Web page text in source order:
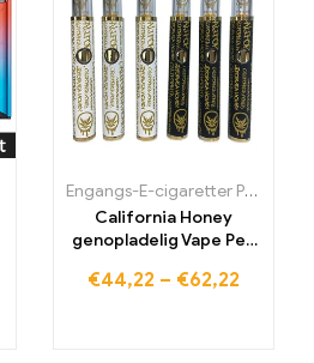
Engangs-E-cigaretter Portugal
Engangs-E-cigaretter Polen
California Honey
genopladelig Vape Pen
€44,22 – €62,22